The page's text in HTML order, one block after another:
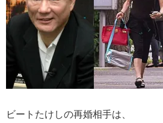
ビートたけしの再婚相手は、